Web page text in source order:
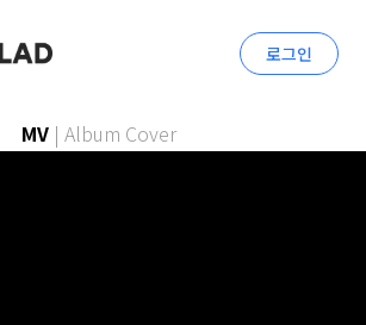
로그인
MV | Album Cover